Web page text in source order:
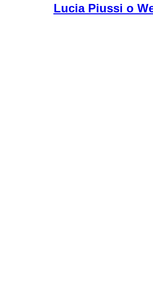
Lucia Piussi o